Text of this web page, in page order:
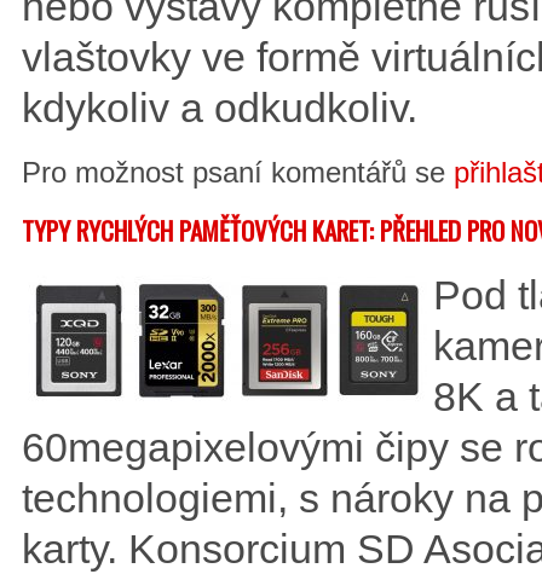
vlaštovky ve formě
kdykoliv a odkudkoliv.
Pro možnost psaní komentářů se
TYPY RYCHLÝCH PAMĚŤOVÝCH KARET: PŘEHLED PRO
Pod
8K a
60megapixelovými čipy se
technologiemi, s nároky na
karty. Konsorcium SD